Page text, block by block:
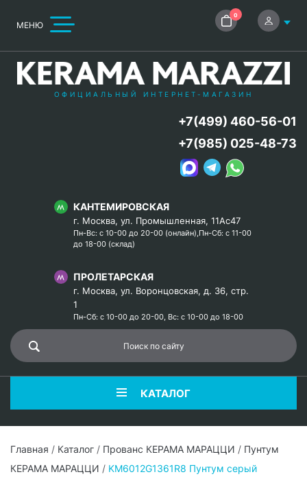
МЕНЮ
0
ОФИЦИАЛЬНЫЙ ИНТЕРНЕТ-МАГАЗИН
КАНТЕМИРОВСКАЯ
г. Москва, ул. Промышленная, 11Ас47
Пн-Вс: с 10-00 до 20-00 (онлайн),Пн-Сб: с 11-00
до 18-00 (склад)
ПРОЛЕТАРСКАЯ
г. Москва, ул. Воронцовская, д. 36, стр.
1
Пн-Сб: с 10-00 до 20-00, Вс: с 10-00 до 18-00
+7(499) 460-56-01
+7(985) 025-48-73
КАТАЛОГ
Главная / Каталог / Прованс КЕРАМА МАРАЦЦИ / Пунтум
КЕРАМА МАРАЦЦИ / KM6012G1361R8 Пунтум серый